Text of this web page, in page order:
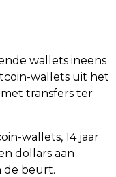
wallets ineens
wallets uit het
transfers ter
wallets, 14 jaar
dollars aan
de beurt.